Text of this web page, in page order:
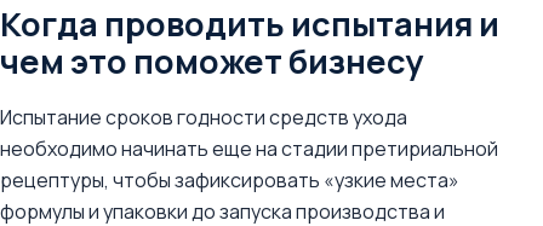
Когда проводить испытания и
чем это поможет бизнесу
Испытание сроков годности средств ухода
необходимо начинать еще на стадии претириальной
рецептуры, чтобы зафиксировать «узкие места»
формулы и упаковки до запуска производства и